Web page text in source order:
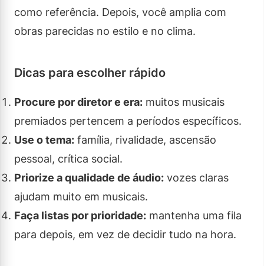
como referência. Depois, você amplia com
obras parecidas no estilo e no clima.
Dicas para escolher rápido
Procure por diretor e era: muitos musicais
premiados pertencem a períodos específicos.
Use o tema: família, rivalidade, ascensão
pessoal, crítica social.
Priorize a qualidade de áudio: vozes claras
ajudam muito em musicais.
Faça listas por prioridade: mantenha uma fila
para depois, em vez de decidir tudo na hora.